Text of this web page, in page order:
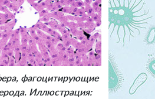
фагоцитирующие
Иллюстрация: